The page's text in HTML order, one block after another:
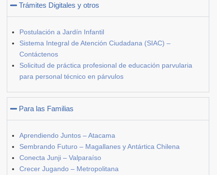
Trámites Digitales y otros
Postulación a Jardín Infantil
Sistema Integral de Atención Ciudadana (SIAC) –
Contáctenos
Solicitud de práctica profesional de educación parvularia
para personal técnico en párvulos
Para las Familias
Aprendiendo Juntos – Atacama
Sembrando Futuro – Magallanes y Antártica Chilena
Conecta Junji – Valparaíso
Crecer Jugando – Metropolitana